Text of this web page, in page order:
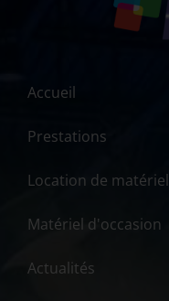
Accueil
Prestations
Location de matériel
Matériel d'occasion
Actualités